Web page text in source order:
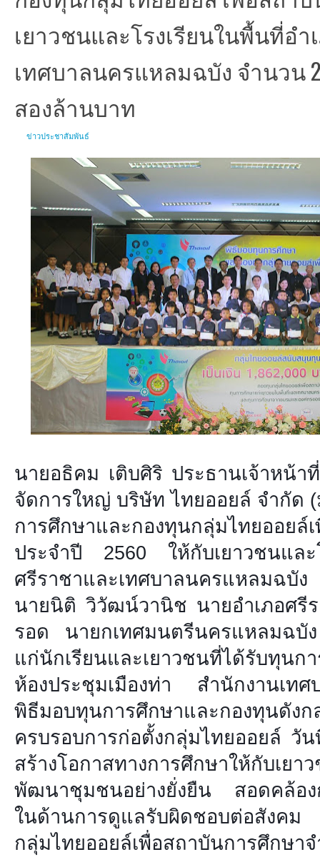
เยาวชนและโรงเรียนในพื้นที่อ
เทศบาลนครแหลมฉบัง จำนวน
สองล้านบาท
ข่าวประชาสัมพันธ์
นายอธิคม เติบศิริ ประธานเจ้าหน้า
จัดการใหญ่ บริษัท ไทยออยล์ จำกัด
การศึกษาและกองทุนกลุ่มไทยออยล์
ประจำปี 2560 ให้กับเยาวชนและ
ศรีราชาและเทศบาลนครแหลมฉบั
นายนิติ วิวัฒน์วานิช นายอำเภอศรี
รอด นายกเทศมนตรีนครแหลมฉบั
แก่นักเรียนและเยาวชนที่ได้รับทุ
ห้องประชุมเมืองท่า สำนักงานเทศ
พิธีมอบทุนการศึกษาและกองทุนดัง
ครบรอบการก่อตั้งกลุ่มไทยออยล์ วั
สร้างโอกาสทางการศึกษาให้กับเย
พัฒนาชุมชนอย่างยั่งยืน สอดคล้อง
ในด้านการดูแลรับผิดชอบต่อสังค
กลุ่มไทยออยล์เพื่อสถาบันการศึกษา